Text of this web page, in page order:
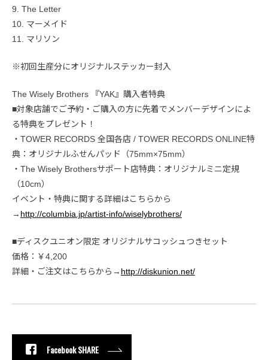
9. The Letter
10. マーメイド
11. マリソン
※初回生産分にオリジナルステッカー封入
The Wisely Brothers 『YAK』購入者特典
■対象店舗でご予約・ご購入の方に先着でメンバーデザインによ
る特典をプレゼント！
・TOWER RECORDS 全国各店 / TOWER RECORDS ONLINE特
典：オリジナルふせんパッド（75mm×75mm）
・The Wisely Brothersサポート店特典：オリジナルミニ定規
（10cm）
イベント・特典に関する詳細はこちらから
→ http://columbia.jp/artist-info/wiselybrothers/
■ディスクユニオン限定 オリジナルサコッシュつきセット
価格：￥4,200
詳細・ご注文はこちらから→ http://diskunion.net/
Facebook SHARE